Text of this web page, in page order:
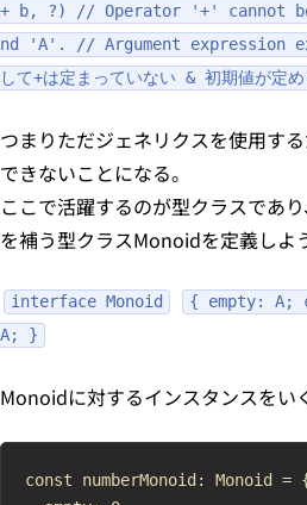
+ b, ?) // Operator '+' cannot
nd 'A'. // Argument expression
して+は定まっていない & 初期値が定
つまりただジェネリクスを使用す
できないことになる。
ここで活躍するのが型クラスであ
を補う型クラスMonoidを定義しよ
interface Monoid
{ empty: A;
A; }
Monoidに対するインスタンスをい
const numberMonoid: Monoid =